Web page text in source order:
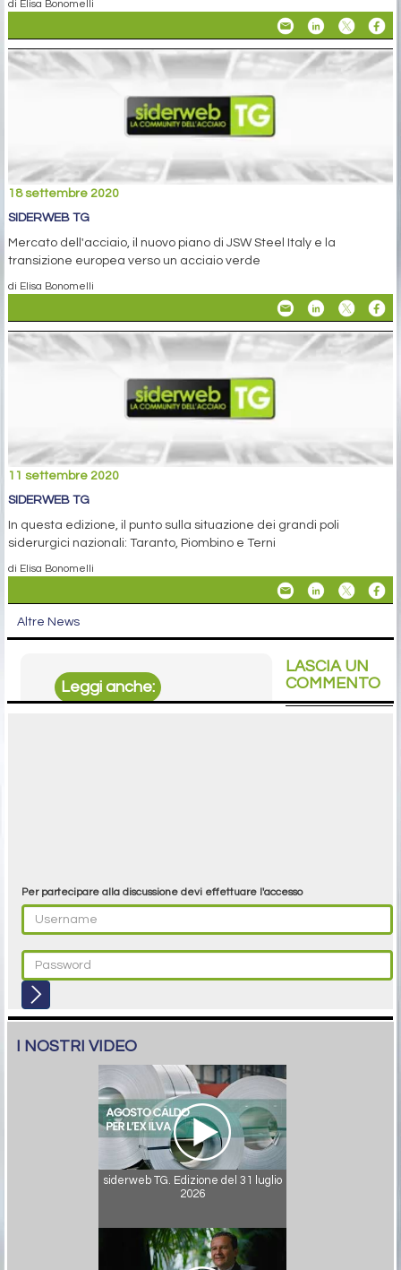
di Elisa Bonomelli
18 settembre 2020
SIDERWEB TG
Mercato dell'acciaio, il nuovo piano di JSW Steel Italy e la
transizione europea verso un acciaio verde
di Elisa Bonomelli
11 settembre 2020
SIDERWEB TG
In questa edizione, il punto sulla situazione dei grandi poli
siderurgici nazionali: Taranto, Piombino e Terni
di Elisa Bonomelli
Altre News
Leggi anche:
LASCIA UN
COMMENTO
Per partecipare alla discussione devi effettuare l'accesso
I NOSTRI VIDEO
siderweb TG. Edizione del 31 luglio
2026